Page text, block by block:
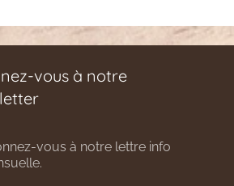
vous à notre
vous à notre lettre info